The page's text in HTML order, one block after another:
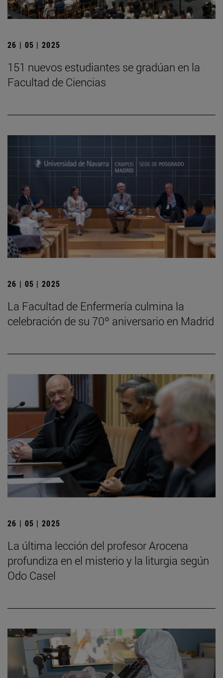
26 | 05 | 2025
151 nuevos estudiantes se gradúan en la
Facultad de Ciencias
26 | 05 | 2025
La Facultad de Enfermería culmina la
celebración de su 70º aniversario en Madrid
26 | 05 | 2025
La última lección del profesor Arocena
profundiza en el misterio y la liturgia según
Odo Casel